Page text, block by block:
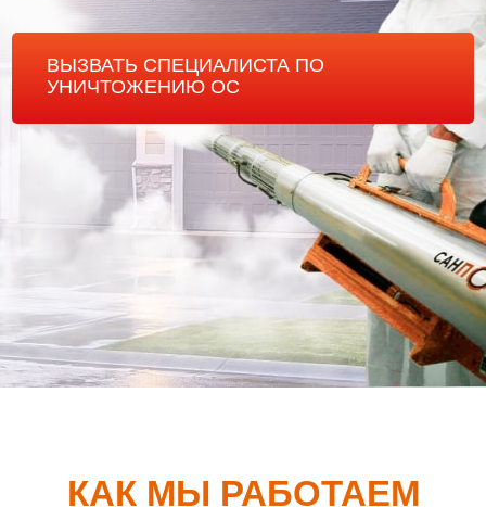
ВЫЗВАТЬ СПЕЦИАЛИСТА ПО
УНИЧТОЖЕНИЮ ОС
КАК МЫ РАБОТАЕМ